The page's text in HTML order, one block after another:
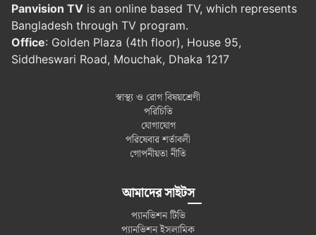
Panvision TV is an online based TV, which represents
Bangladesh through TV program.
Office: Golden Plaza (4th floor), House 95,
Siddheswari Road, Mouchak, Dhaka 1217
স্বাস্থ্য ও রোগ বিষয়শ্রেণী
পরিচিতি
যোগাযোগ
পরিষেবার শর্তাবলী
গোপনীয়তা নীতি
আমাদের সাইটস
প্যানভিশন টিভি
প্যানভিশন ইসলামিক